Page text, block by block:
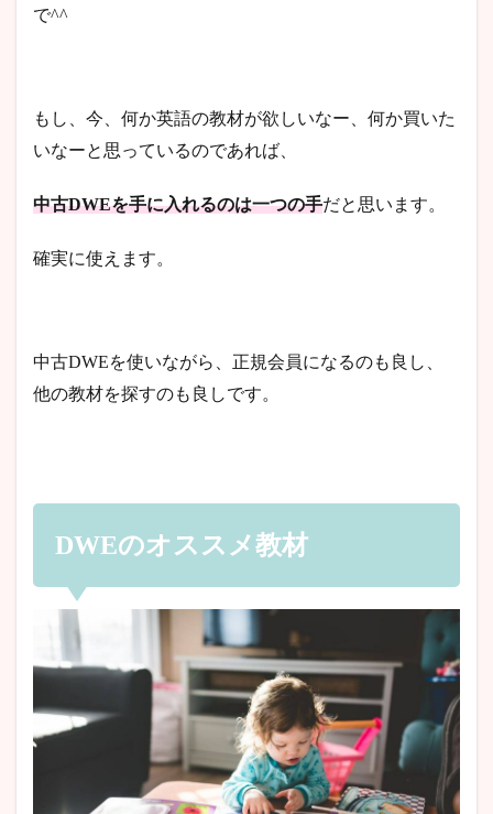
で^^
もし、今、何か英語の教材が欲しいなー、何か買いた
いなーと思っているのであれば、
中古DWEを手に入れるのは一つの手だと思います。
確実に使えます。
中古DWEを使いながら、正規会員になるのも良し、
他の教材を探すのも良しです。
DWEのオススメ教材